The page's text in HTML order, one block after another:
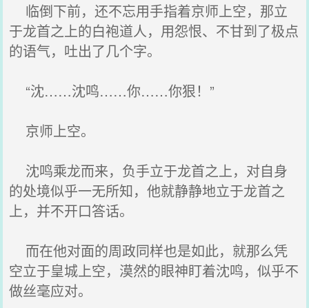
临倒下前，还不忘用手指着京师上空，那立
于龙首之上的白袍道人，用怨恨、不甘到了极点
的语气，吐出了几个字。
“沈……沈鸣……你……你狠！”
京师上空。
沈鸣乘龙而来，负手立于龙首之上，对自身
的处境似乎一无所知，他就静静地立于龙首之
上，并不开口答话。
而在他对面的周政同样也是如此，就那么凭
空立于皇城上空，漠然的眼神盯着沈鸣，似乎不
做丝毫应对。